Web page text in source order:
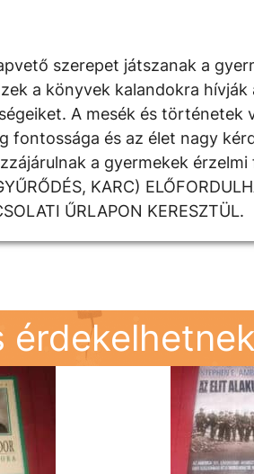
szerepet játszanak a
a könyvek kalandokra
A mesék és
fontossága és az élet nagy
a gyermekek érzelmi
KARC)
ŰRLAPON KERESZTÜL.